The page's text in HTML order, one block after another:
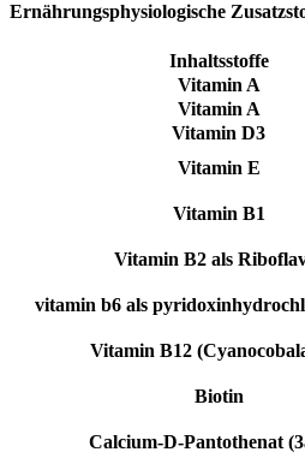
Ernährungsphysiologische
Inhaltsstoffe
Vitamin A
Vitamin A
Vitamin D3
Vitamin E
Vitamin B1
Vitamin B2 als
vitamin b6 als
Vitamin B12
Biotin
Calcium-D-Pantothenat